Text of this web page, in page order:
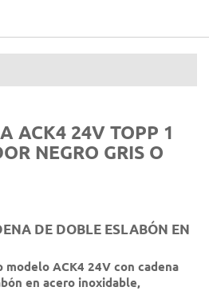
ACK4 24V TOPP 1
NEGRO GRIS O
DE DOBLE ESLABÓN EN
ACK4 24V con cadena
en acero inoxidable,